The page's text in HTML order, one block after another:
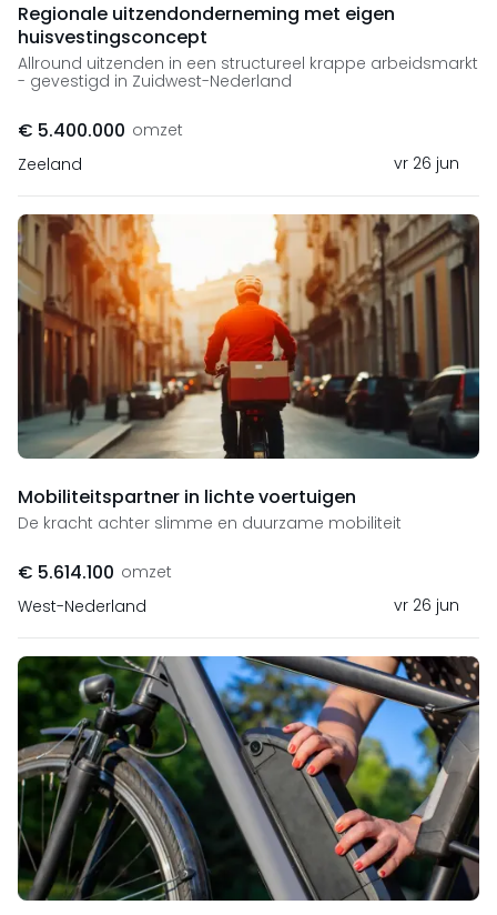
Regionale uitzendonderneming met eigen
huisvestingsconcept
Allround uitzenden in een structureel krappe arbeidsmarkt
- gevestigd in Zuidwest-Nederland
€ 5.400.000 omzet
Zeeland
vr 26 jun
Mobiliteitspartner in lichte voertuigen
De kracht achter slimme en duurzame mobiliteit
€ 5.614.100 omzet
West-Nederland
vr 26 jun